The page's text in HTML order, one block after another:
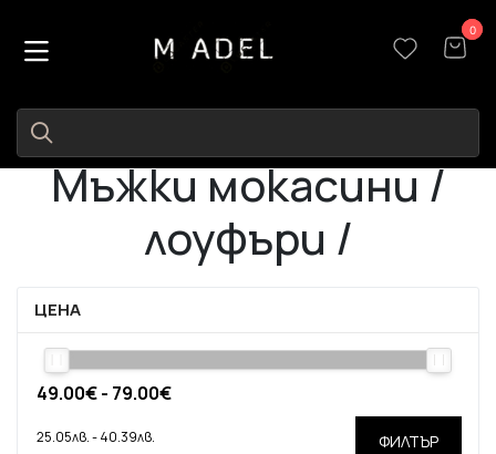
0
0
Мъжки мокасини /
лоуфъри /
ЦЕНА
ФИЛТЪР